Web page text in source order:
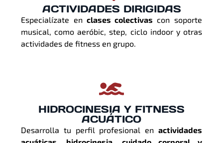
ACTIVIDADES DIRIGIDAS
Especialízate en clases colectivas con soporte
musical, como aeróbic, step, ciclo indoor y otras
actividades de fitness en grupo.
HIDROCINESIA Y FITNESS
ACUÁTICO
Desarrolla tu perfil profesional en actividades